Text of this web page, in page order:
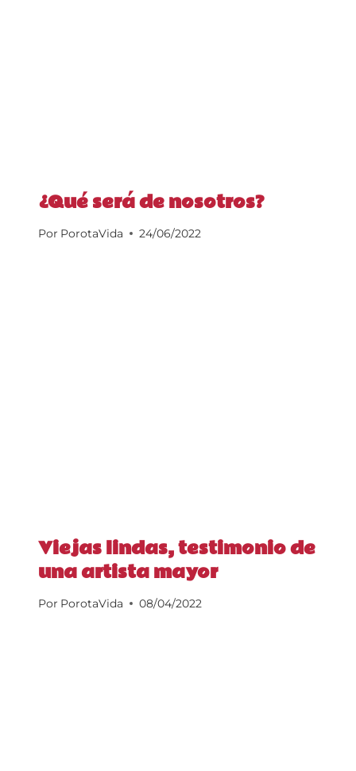
¿Qué será de nosotros?
Por PorotaVida 24/06/2022
Viejas lindas, testimonio de
una artista mayor
Por PorotaVida 08/04/2022